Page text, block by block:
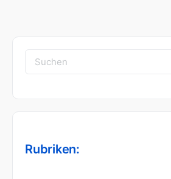
Suchen
nach:
Rubriken: